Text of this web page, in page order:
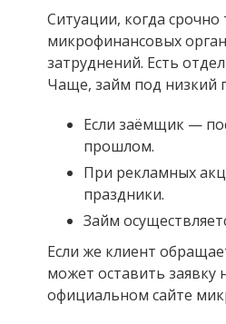
Ситуации, когда
микрофинансовых
затруднений. Есть
Чаще, займ под низкий
Если заёмщик —
прошлом.
При рекламных
праздники.
Займ
Если же клиент
может оставить заявку
официальном сайте